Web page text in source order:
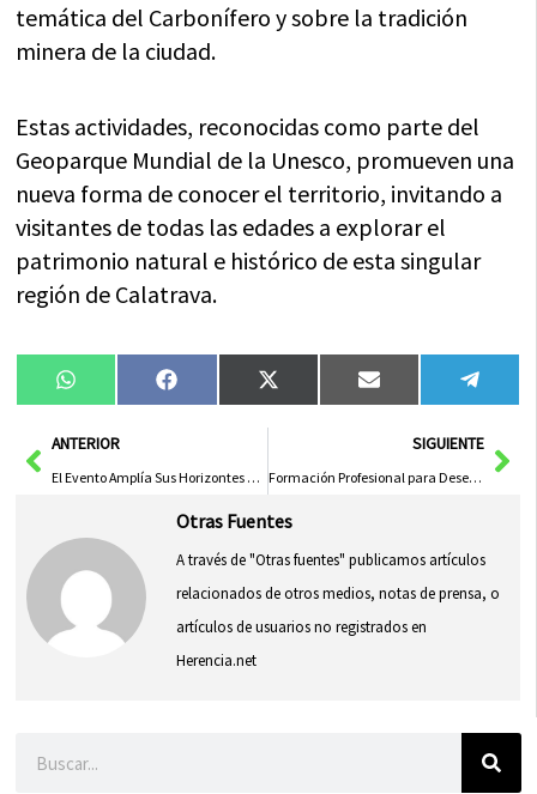
temática del Carbonífero y sobre la tradición
minera de la ciudad.
Estas actividades, reconocidas como parte del
Geoparque Mundial de la Unesco, promueven una
nueva forma de conocer el territorio, invitando a
visitantes de todas las edades a explorar el
patrimonio natural e histórico de esta singular
región de Calatrava.
Compartir
en
WhatsAppCompartir
en
FacebookCompartir
en
X
(Twitter)
Compartir
en
Email
en
AntANTERIOR
El Evento Amplía Sus Horizontes con el Apoyo de la Diputación de Albacete
SIGUIENTE
Formación Profesional para Desempleados con Garantía de Empleo
Otras Fuentes
A través de "Otras fuentes" publicamos artículos
relacionados de otros medios, notas de prensa, o
artículos de usuarios no registrados en
Herencia.net